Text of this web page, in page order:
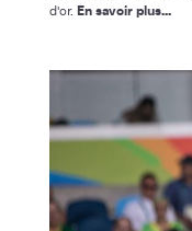
d'or. En savoir plus...